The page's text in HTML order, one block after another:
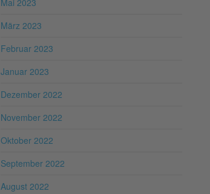
März 2023
Februar 2023
Januar 2023
Dezember 2022
November 2022
Oktober 2022
September 2022
August 2022